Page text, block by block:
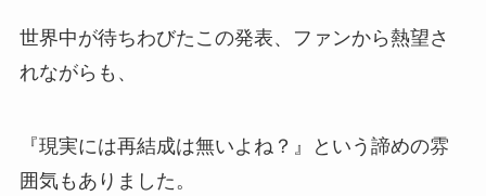
世界中が待ちわびたこの発表、ファンから熱望さ
れながらも、
『現実には再結成は無いよね？』という諦めの雰
囲気もありました。